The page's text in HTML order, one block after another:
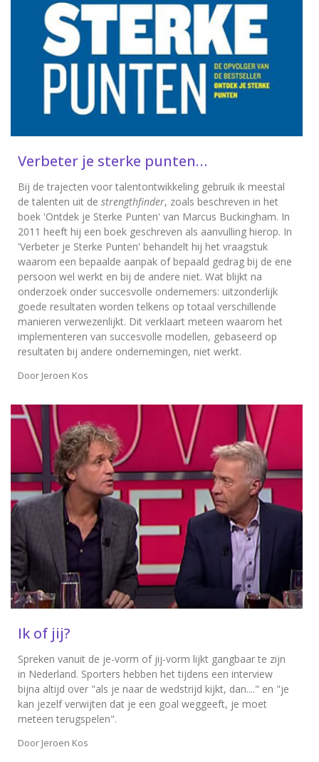
Verbeter je sterke punten…
Bij de trajecten voor talentontwikkeling gebruik ik meestal
de talenten uit de strengthfinder, zoals beschreven in het
boek 'Ontdek je Sterke Punten' van Marcus Buckingham. In
2011 heeft hij een boek geschreven als aanvulling hierop. In
'Verbeter je Sterke Punten' behandelt hij het vraagstuk
waarom een bepaalde aanpak of bepaald gedrag bij de ene
persoon wel werkt en bij de andere niet. Wat blijkt na
onderzoek onder succesvolle ondernemers: uitzonderlijk
goede resultaten worden telkens op totaal verschillende
manieren verwezenlijkt. Dit verklaart meteen waarom het
implementeren van succesvolle modellen, gebaseerd op
resultaten bij andere ondernemingen, niet werkt.
Door Jeroen Kos
Ik of jij?
Spreken vanuit de je-vorm of jij-vorm lijkt gangbaar te zijn
in Nederland. Sporters hebben het tijdens een interview
bijna altijd over "als je naar de wedstrijd kijkt, dan...." en "je
kan jezelf verwijten dat je een goal weggeeft, je moet
meteen terugspelen".
Door Jeroen Kos